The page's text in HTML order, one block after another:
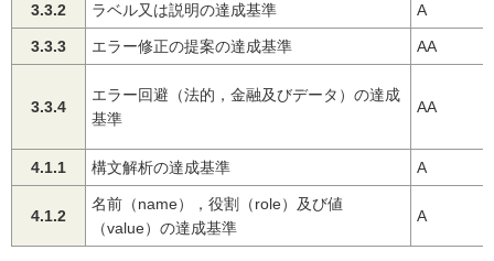
3.3.2 ラベル又は説明の達成基準 A
3.3.3 エラー修正の提案の達成基準 AA
3.3.4
エラー回避（法的，金融及びデータ）の達成
基準
AA
4.1.1 構文解析の達成基準 A
4.1.2
名前（name），役割（role）及び値
（value）の達成基準
A